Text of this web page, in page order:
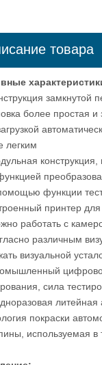
товара
замкнутой
более простая и
легким
конструкция,
функции
принтер
работать с
различным
визуальной
сила
литейная
покраски
используемая в